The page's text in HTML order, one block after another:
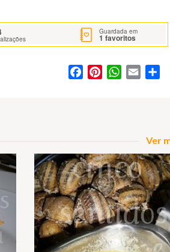
Guardada em
1 favoritos
FacebookPinterestWhatsApp
Email
Ver